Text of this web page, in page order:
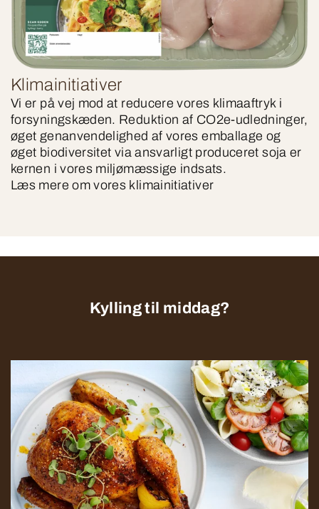
Klimainitiativer
Vi er på vej mod at reducere vores klimaaftryk i
forsyningskæden. Reduktion af CO2e-udledninger,
øget genanvendelighed af vores emballage og
øget biodiversitet via ansvarligt produceret soja er
kernen i vores miljømæssige indsats.
Læs mere om vores klimainitiativer
Kylling til middag?